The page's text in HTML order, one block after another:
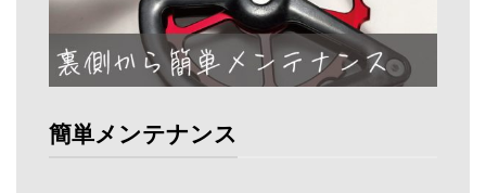
簡単メンテナンス